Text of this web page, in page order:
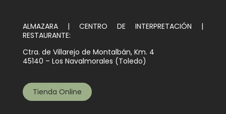
ALMAZARA | CENTRO DE INTERPRETACIÓN |
RESTAURANTE:
Ctra. de Villarejo de Montalbán, Km. 4
45140 – Los Navalmorales (Toledo)
Tienda Online